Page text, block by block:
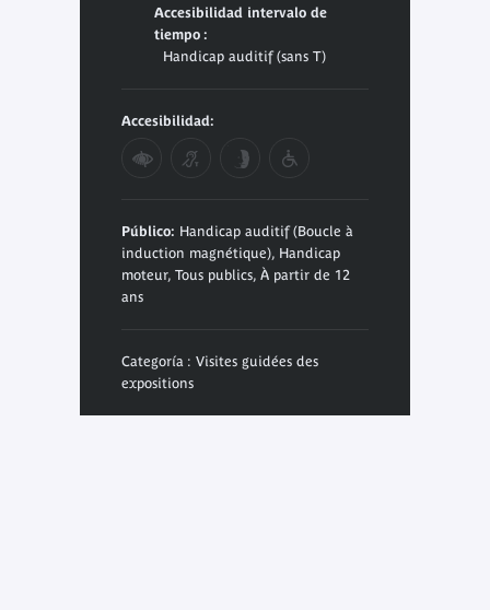
Accesibilidad intervalo de
tiempo :
Handicap auditif (sans T)
Accesibilidad:
Público: Handicap auditif (Boucle à
induction magnétique), Handicap
moteur, Tous publics, À partir de 12
ans
Categoría : Visites guidées des
expositions